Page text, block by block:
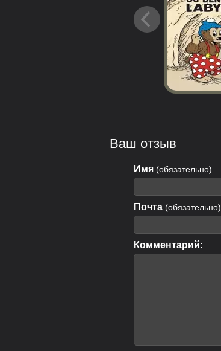
Ваш отзыв
Имя (обязательно)
Почта (обязательно)
Комментарий: